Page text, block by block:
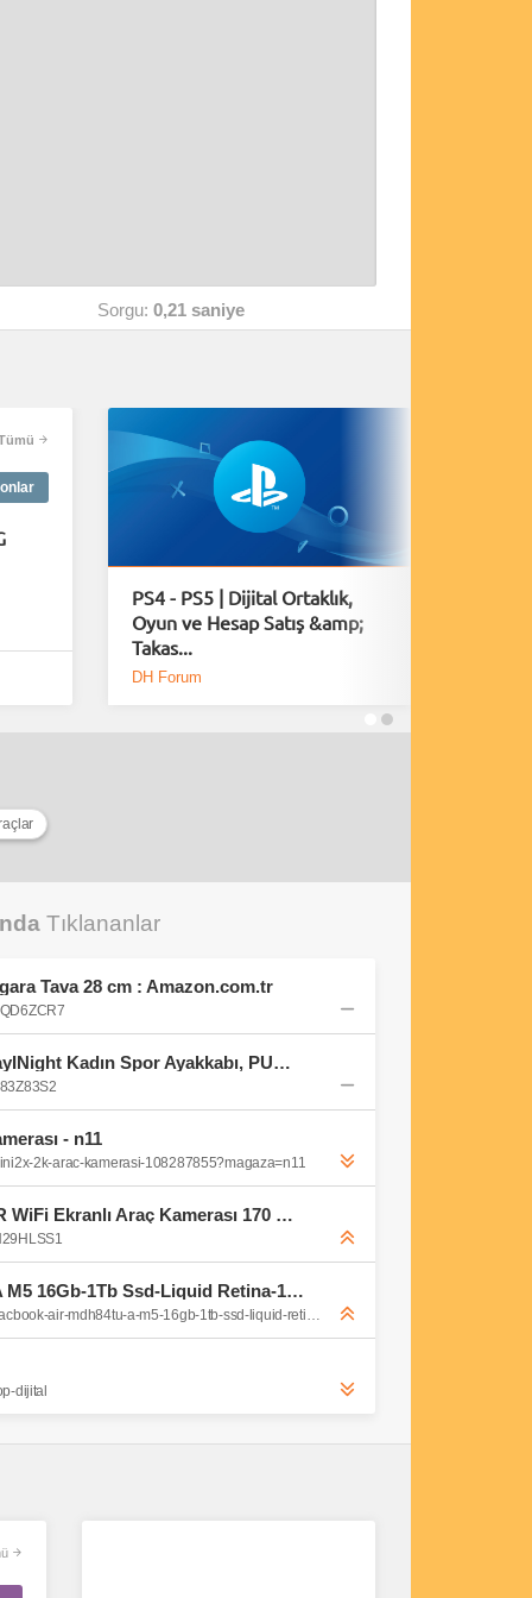
Sorgu: 0,21 saniye
PS4 - PS5 | Dijital Ortaklık,
Oyun ve Hesap Satış &amp;
Takas...
DH Forum
Tıklananlar
Tava 28 cm : Amazon.com.tr
PUMA BELLA DONNA DayINight Kadın Spor Ayakkabı, PUMA Black-PUMA Silver, 35.5 : Amazon.com.tr: Moda
- n11
2k-arac-kamerasi-108287855?magaza=n11
Juo C10 Pro 3K UHD HDR WiFi Ekranlı Araç Kamerası 170 Derece Geniş Açı Gece Görüş G-Sensörlü Araç İçi Kamera : Amazon.com.tr: Elektronik
MacBook Air MDH84TU/A M5 16Gb-1Tb Ssd-Liquid Retina-13.6inc-Gümüş - Vatan Bilgisayar
https://www.vatanbilgisayar.com/macbook-air-mdh84tu-a-m5-16gb-1tb-ssd-liquid-retina-13-6inc-gumus.html
dijital